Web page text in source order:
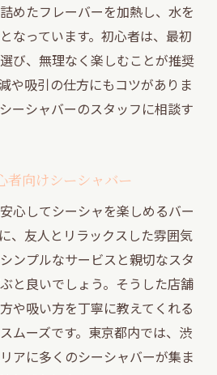
選び方：初心者向けガイド
ーの入手方法
ーで味わう独自フレーバーの
の開発背景とコンセプト
チャーフレーバーを試す
ーの作り方と試し方
ャバーのフレーバーイベント
のフレーバーメニューの楽し
ャフレーバーを見つける方法
ーバーの作り方ガイド
めたフレーバーを加熱し、水を
なっています。初心者は、最初
び、無理なく楽しむことが推奨
や吸引の仕方にもコツがありま
ーシャバーのスタッフに相談す
者向けシーシャバー
心してシーシャを楽しめるバー
、友人とリラックスした雰囲気
ンプルなサービスと親切なスタ
と良いでしょう。そうした店舗
や吸い方を丁寧に教えてくれる
ムーズです。東京都内では、渋
アに多くのシーシャバーが集ま